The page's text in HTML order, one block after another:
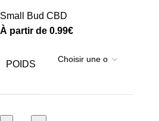
Small Bud CBD
À partir de 0.99€
POIDS